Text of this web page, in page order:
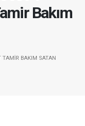
Bakım
TAMIR BAKIM SATAN